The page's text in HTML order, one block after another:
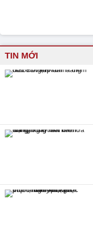
TIN MỚI